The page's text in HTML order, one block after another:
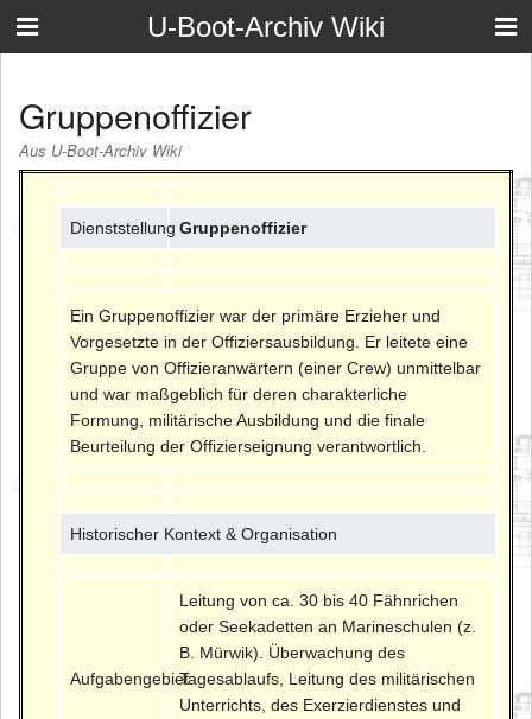
U-Boot-Archiv Wiki
Gruppenoffizier
Aus U-Boot-Archiv Wiki
Dienststellung Gruppenoffizier
Ein Gruppenoffizier war der primäre Erzieher und
Vorgesetzte in der Offiziersausbildung. Er leitete eine
Gruppe von Offizieranwärtern (einer Crew) unmittelbar
und war maßgeblich für deren charakterliche
Formung, militärische Ausbildung und die finale
Beurteilung der Offizierseignung verantwortlich.
Historischer Kontext & Organisation
Aufgabengebiet:
Leitung von ca. 30 bis 40 Fähnrichen
oder Seekadetten an Marineschulen (z.
B. Mürwik). Überwachung des
Tagesablaufs, Leitung des militärischen
Unterrichts, des Exerzierdienstes und